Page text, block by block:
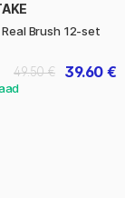
Brush 12-set
39.60 €
49.50 €